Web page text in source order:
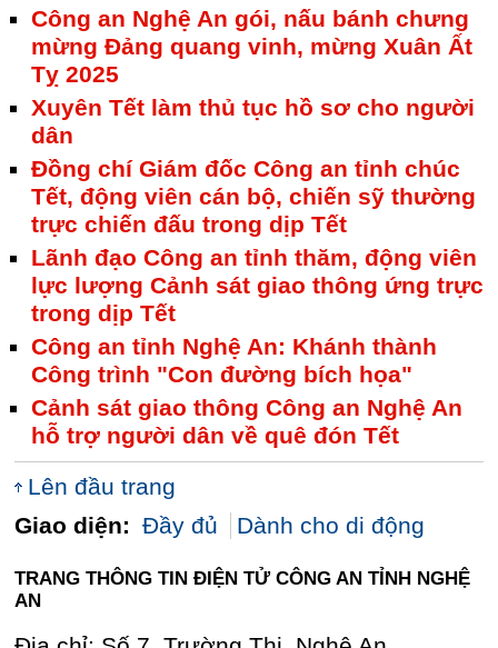
Công an Nghệ An gói, nấu bánh chưng
mừng Đảng quang vinh, mừng Xuân Ất
Tỵ 2025
Xuyên Tết làm thủ tục hồ sơ cho người
dân
Đồng chí Giám đốc Công an tỉnh chúc
Tết, động viên cán bộ, chiến sỹ thường
trực chiến đấu trong dịp Tết
Lãnh đạo Công an tỉnh thăm, động viên
lực lượng Cảnh sát giao thông ứng trực
trong dịp Tết
Công an tỉnh Nghệ An: Khánh thành
Công trình "Con đường bích họa"
Cảnh sát giao thông Công an Nghệ An
hỗ trợ người dân về quê đón Tết
Lên đầu trang
Giao diện: Đầy đủ Dành cho di động
TRANG THÔNG TIN ĐIỆN TỬ CÔNG AN TỈNH NGHỆ
AN